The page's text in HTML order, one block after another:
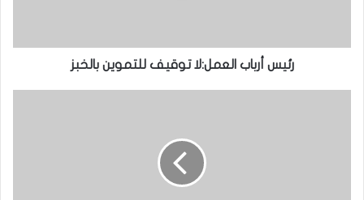
رئيس أرباب العمل:لا توقيف للتموين بالخبز